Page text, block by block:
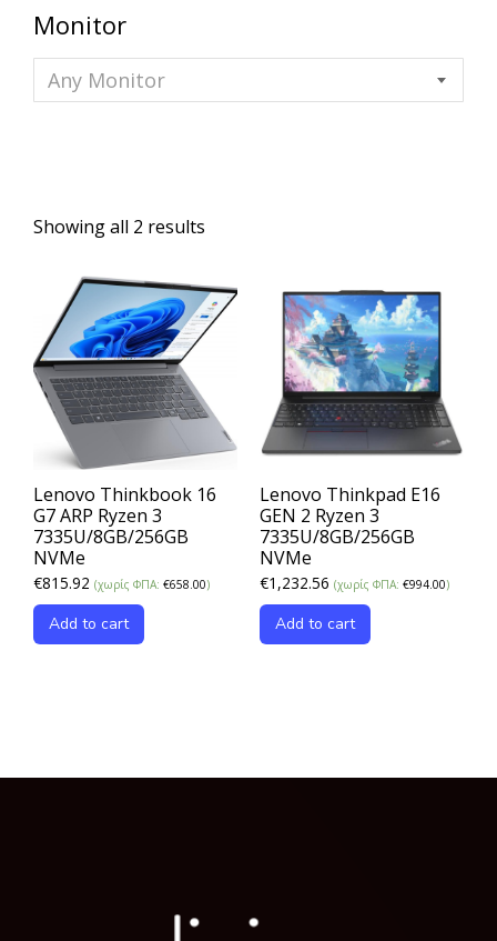
Monitor
Any Monitor
Showing all 2 results
Lenovo Thinkbook 16
G7 ARP Ryzen 3
7335U/8GB/256GB
NVMe
€815.92 (χωρίς ΦΠΑ: €658.00)
Add to cart
Lenovo Thinkpad E16
GEN 2 Ryzen 3
7335U/8GB/256GB
NVMe
€1,232.56 (χωρίς ΦΠΑ: €994.00)
Add to cart